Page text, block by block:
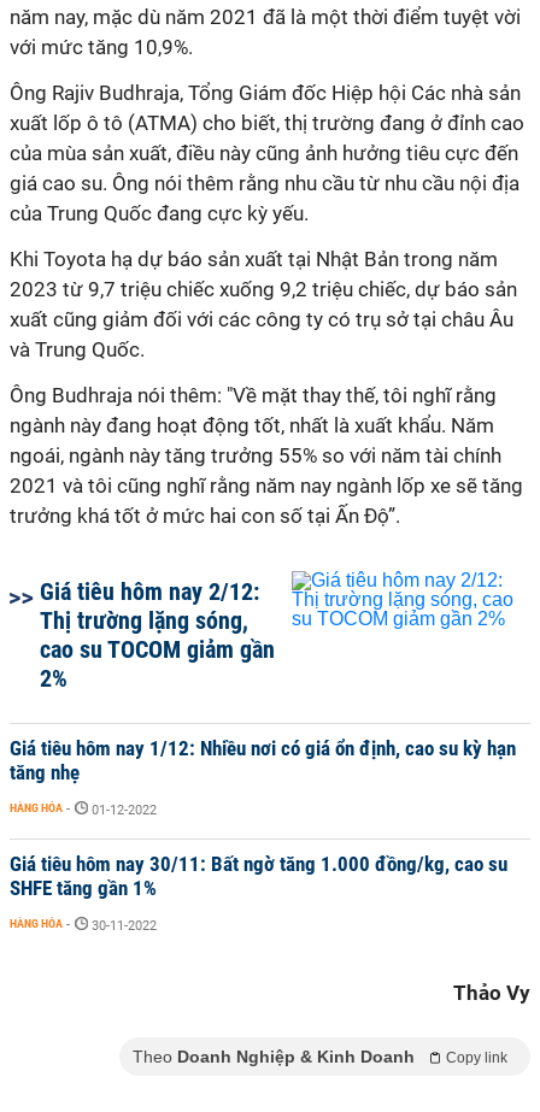
năm nay, mặc dù năm 2021 đã là một thời điểm tuyệt vời
với mức tăng 10,9%.
Ông Rajiv Budhraja, Tổng Giám đốc Hiệp hội Các nhà sản
xuất lốp ô tô (ATMA) cho biết, thị trường đang ở đỉnh cao
của mùa sản xuất, điều này cũng ảnh hưởng tiêu cực đến
giá cao su. Ông nói thêm rằng nhu cầu từ nhu cầu nội địa
của Trung Quốc đang cực kỳ yếu.
Khi Toyota hạ dự báo sản xuất tại Nhật Bản trong năm
2023 từ 9,7 triệu chiếc xuống 9,2 triệu chiếc, dự báo sản
xuất cũng giảm đối với các công ty có trụ sở tại châu Âu
và Trung Quốc.
Ông Budhraja nói thêm: "Về mặt thay thế, tôi nghĩ rằng
ngành này đang hoạt động tốt, nhất là xuất khẩu. Năm
ngoái, ngành này tăng trưởng 55% so với năm tài chính
2021 và tôi cũng nghĩ rằng năm nay ngành lốp xe sẽ tăng
trưởng khá tốt ở mức hai con số tại Ấn Độ”.
Giá tiêu hôm nay 2/12:
Thị trường lặng sóng,
cao su TOCOM giảm gần
2%
Giá tiêu hôm nay 1/12: Nhiều nơi có giá ổn định, cao su kỳ hạn
tăng nhẹ
HÀNG HÓA - 01-12-2022
Giá tiêu hôm nay 30/11: Bất ngờ tăng 1.000 đồng/kg, cao su
SHFE tăng gần 1%
HÀNG HÓA - 30-11-2022
Thảo Vy
Theo Doanh Nghiệp & Kinh Doanh Copy link